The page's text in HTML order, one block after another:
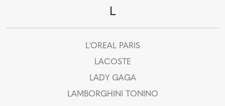
L
L'OREAL PARIS
LACOSTE
LADY GAGA
LAMBORGHINI TONINO